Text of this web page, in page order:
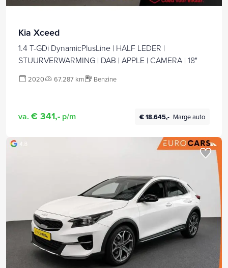
Kia Xceed
1.4 T-GDi DynamicPlusLine | HALF LEDER |
STUURVERWARMING | DAB | APPLE | CAMERA | 18"
2020 67.287 km Benzine
va. € 341,- p/m € 18.645,- Marge auto